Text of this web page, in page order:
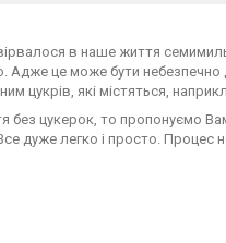
в наше життя
Адже це може бути
цукрів, які містяться,
цукерок, то пропонуємо
дуже легко і просто. Процес